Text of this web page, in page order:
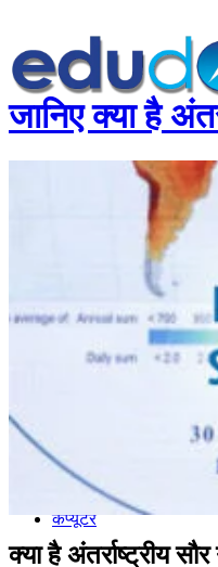
करेंट अफेयर्स
तर्कशक्ति
कंप्यूटर
जानिए क्या है
क्या है अंतर्राष्ट्रीय